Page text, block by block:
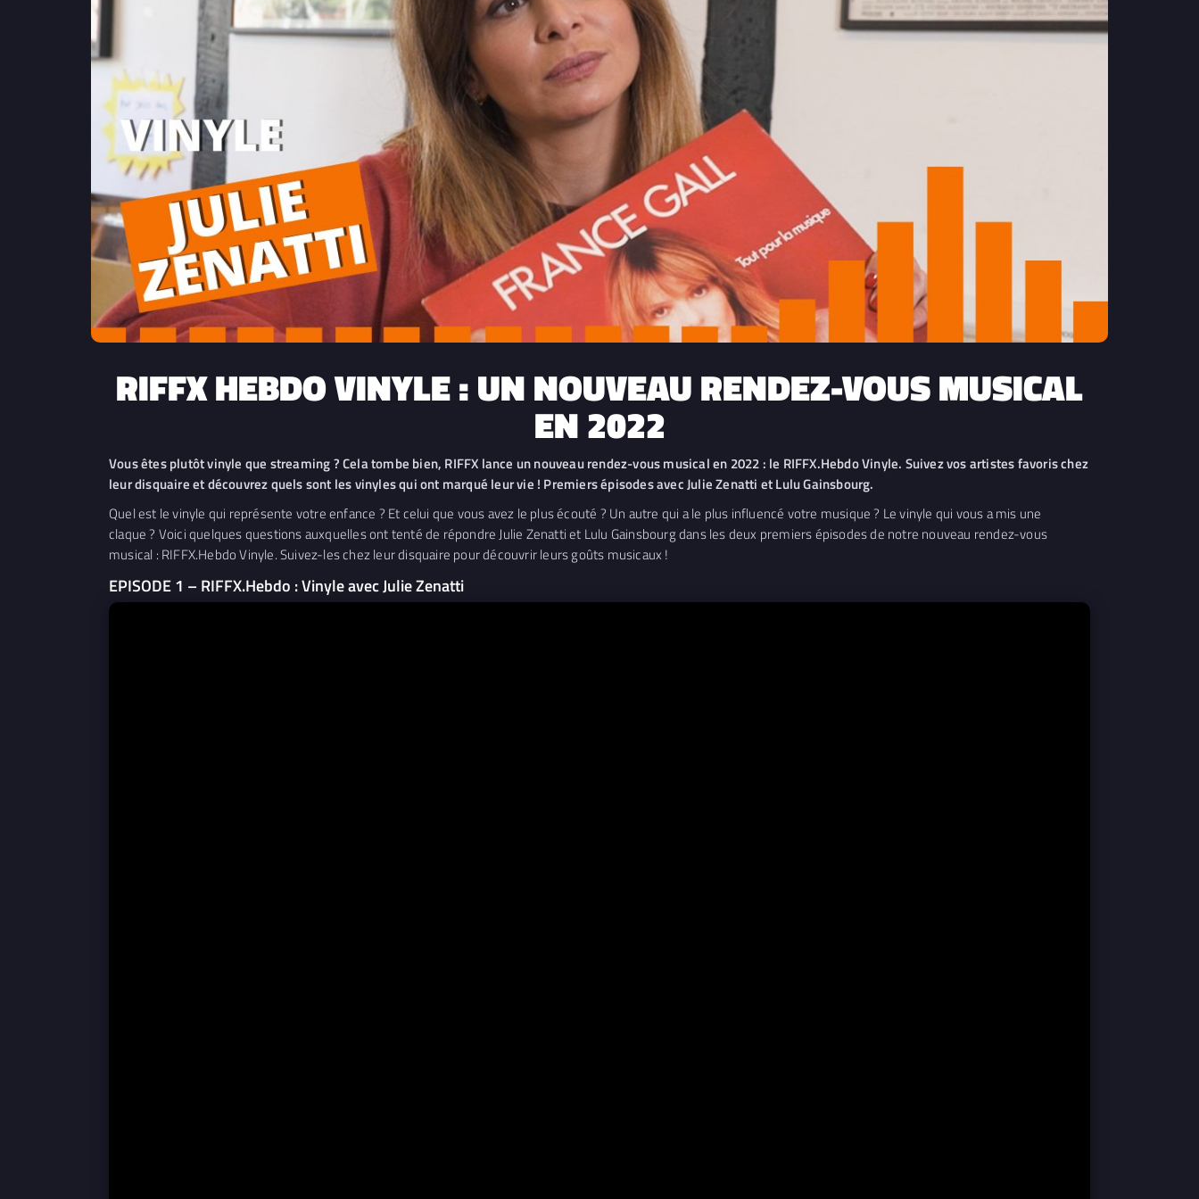
RIFFX HEBDO VINYLE : UN NOUVEAU RENDEZ-VOUS MUSICAL
EN 2022
Vous êtes plutôt vinyle que streaming ? Cela tombe bien, RIFFX lance un nouveau rendez-vous musical en 2022 : le RIFFX.Hebdo Vinyle. Suivez vos artistes favoris chez
leur disquaire et découvrez quels sont les vinyles qui ont marqué leur vie ! Premiers épisodes avec Julie Zenatti et Lulu Gainsbourg.
Quel est le vinyle qui représente votre enfance ? Et celui que vous avez le plus écouté ? Un autre qui a le plus influencé votre musique ? Le vinyle qui vous a mis une
claque ? Voici quelques questions auxquelles ont tenté de répondre Julie Zenatti et Lulu Gainsbourg dans les deux premiers épisodes de notre nouveau rendez-vous
musical : RIFFX.Hebdo Vinyle. Suivez-les chez leur disquaire pour découvrir leurs goûts musicaux !
EPISODE 1 – RIFFX.Hebdo : Vinyle avec Julie Zenatti